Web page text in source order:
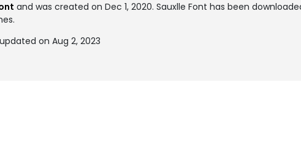
and was created on Dec 1, 2020. Sauxlle Font has been
on Aug 2, 2023